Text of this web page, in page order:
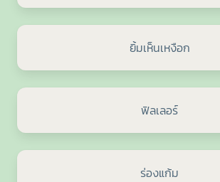
ยิ้มเห็นเหงือก
ฟิลเลอร์
ร่องแก้ม